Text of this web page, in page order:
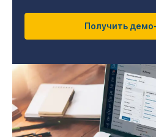
Получить